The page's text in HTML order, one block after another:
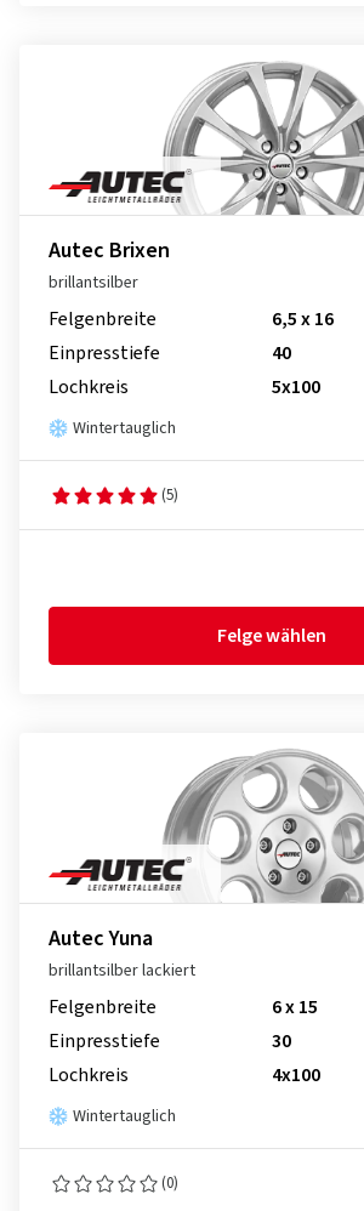
Autec Brixen
brillantsilber
Felgenbreite
6,5 x 16
Einpresstiefe
40
Lochkreis
5x100
Wintertauglich
(5)
Felge wählen
Autec Yuna
brillantsilber lackiert
Felgenbreite
6 x 15
Einpresstiefe
30
Lochkreis
4x100
Wintertauglich
(0)